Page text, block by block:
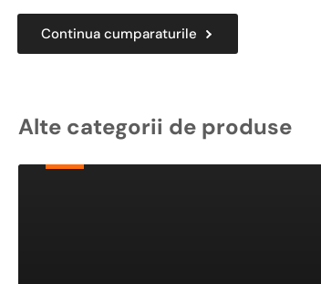
Continua cumparaturile
Alte categorii de produse
Pompe